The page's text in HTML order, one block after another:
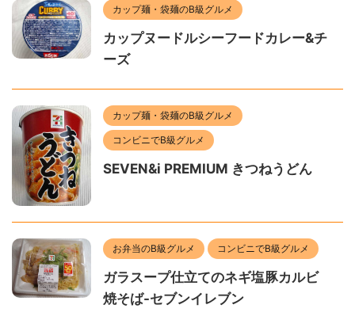
カップ麺・袋麺のB級グルメ
カップヌードルシーフードカレー&チ
ーズ
カップ麺・袋麺のB級グルメ
コンビニでB級グルメ
SEVEN&i PREMIUM きつねうどん
お弁当のB級グルメ コンビニでB級グルメ
ガラスープ仕立てのネギ塩豚カルビ
焼そば-セブンイレブン